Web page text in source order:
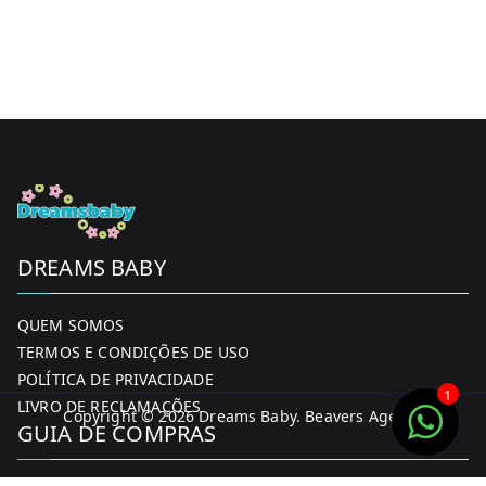
DREAMS BABY
QUEM SOMOS
TERMOS E CONDIÇÕES DE USO
POLÍTICA DE PRIVACIDADE
LIVRO DE RECLAMAÇÕES
GUIA DE COMPRAS
Copyright © 2026Dreams Baby. Beavers Agency
1